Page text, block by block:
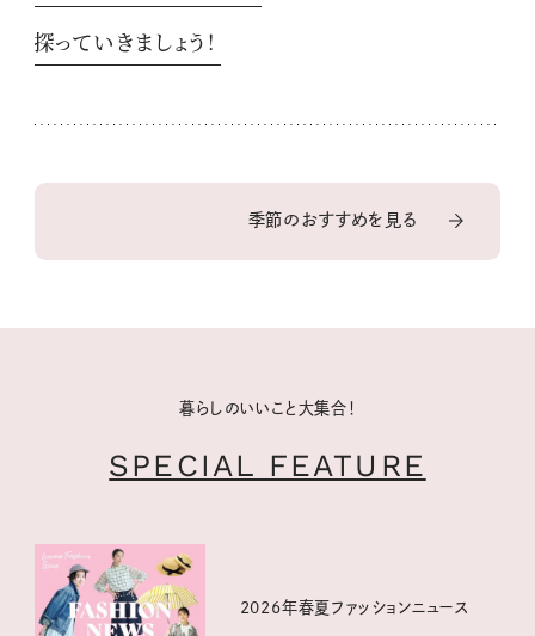
探っていきましょう！
季節のおすすめを見る
暮らしのいいこと大集合！
SPECIAL FEATURE
2026年春夏ファッションニュース